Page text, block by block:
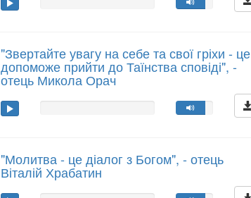
"Звертайте увагу на себе та свої гріхи - це
допоможе прийти до Таїнства сповіді", -
отець Микола Орач
"Молитва - це діалог з Богом", - отець
Віталій Храбатин